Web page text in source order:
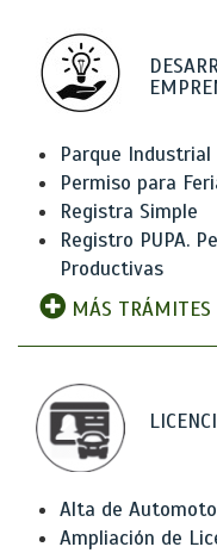
Parque
Permiso para
Registra Simple
Registro PUPA.
Productivas
MÁS TRÁMITES
Alta de
Ampliación de